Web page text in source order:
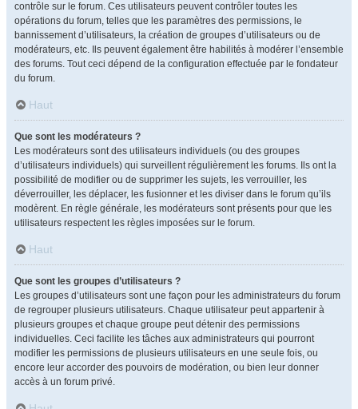
contrôle sur le forum. Ces utilisateurs peuvent contrôler toutes les
opérations du forum, telles que les paramètres des permissions, le
bannissement d’utilisateurs, la création de groupes d’utilisateurs ou de
modérateurs, etc. Ils peuvent également être habilités à modérer l’ensemble
des forums. Tout ceci dépend de la configuration effectuée par le fondateur
du forum.
Haut
Que sont les modérateurs ?
Les modérateurs sont des utilisateurs individuels (ou des groupes
d’utilisateurs individuels) qui surveillent régulièrement les forums. Ils ont la
possibilité de modifier ou de supprimer les sujets, les verrouiller, les
déverrouiller, les déplacer, les fusionner et les diviser dans le forum qu’ils
modèrent. En règle générale, les modérateurs sont présents pour que les
utilisateurs respectent les règles imposées sur le forum.
Haut
Que sont les groupes d’utilisateurs ?
Les groupes d’utilisateurs sont une façon pour les administrateurs du forum
de regrouper plusieurs utilisateurs. Chaque utilisateur peut appartenir à
plusieurs groupes et chaque groupe peut détenir des permissions
individuelles. Ceci facilite les tâches aux administrateurs qui pourront
modifier les permissions de plusieurs utilisateurs en une seule fois, ou
encore leur accorder des pouvoirs de modération, ou bien leur donner
accès à un forum privé.